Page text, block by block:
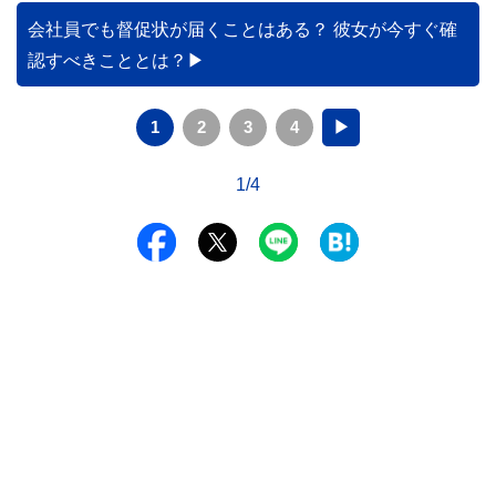
会社員でも督促状が届くことはある？ 彼女が今すぐ確
認すべきこととは？
1 2 3 4 ▶
1/4